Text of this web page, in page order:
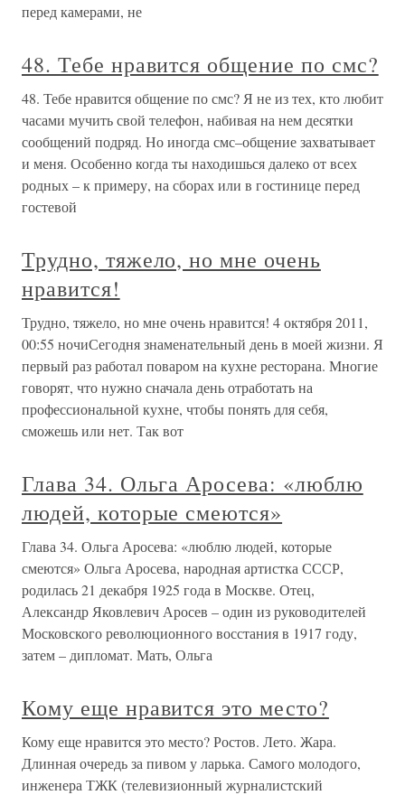
перед камерами, не
48. Тебе нравится общение по смс?
48. Тебе нравится общение по смс? Я не из тех, кто любит
часами мучить свой телефон, набивая на нем десятки
сообщений подряд. Но иногда смс–общение захватывает
и меня. Особенно когда ты находишься далеко от всех
родных – к примеру, на сборах или в гостинице перед
гостевой
Трудно, тяжело, но мне очень
нравится!
Трудно, тяжело, но мне очень нравится! 4 октября 2011,
00:55 ночиСегодня знаменательный день в моей жизни. Я
первый раз работал поваром на кухне ресторана. Многие
говорят, что нужно сначала день отработать на
профессиональной кухне, чтобы понять для себя,
сможешь или нет. Так вот
Глава 34. Ольга Аросева: «люблю
людей, которые смеются»
Глава 34. Ольга Аросева: «люблю людей, которые
смеются» Ольга Аросева, народная артистка СССР,
родилась 21 декабря 1925 года в Москве. Отец,
Александр Яковлевич Аросев – один из руководителей
Московского революционного восстания в 1917 году,
затем – дипломат. Мать, Ольга
Кому еще нравится это место?
Кому еще нравится это место? Ростов. Лето. Жара.
Длинная очередь за пивом у ларька. Самого молодого,
инженера ТЖК (телевизионный журналистский